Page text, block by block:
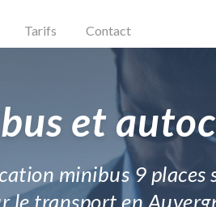
Tarifs Contact
et
minibus 9 places
transport en